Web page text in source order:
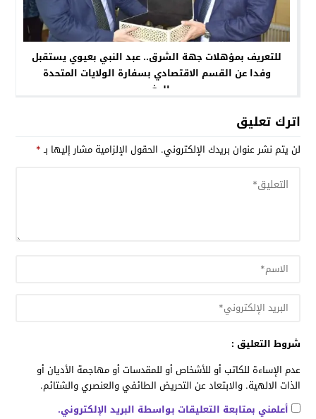
للتعريف بمؤهلات جهة الشرق.. عبد النبي بعيوي يستقبل
وفدا عن القسم الاقتصادي بسفارة الولايات المتحدة
بالمغرب
اترك تعليق
لن يتم نشر عنوان بريدك الإلكتروني. الحقول الإلزامية مشار إليها بـ*
شروط التعليق :
عدم الإساءة للكاتب أو للأشخاص أو للمقدسات أو مهاجمة الأديان أو
الذات الالهية. والابتعاد عن التحريض الطائفي والعنصري والشتائم.
أعلمني بمتابعة التعليقات بواسطة البريد الإلكتروني.